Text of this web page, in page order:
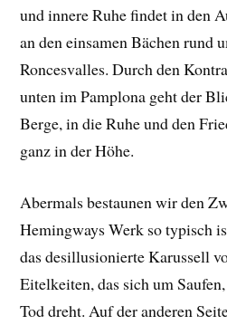
und innere Ruhe findet in den
an den einsamen Bächen rund
Roncesvalles. Durch den
unten im Pamplona geht der
Berge, in die Ruhe und den
ganz in der Höhe.
Abermals bestaunen wir den
Hemingways Werk so typisch
das desillusionierte Karussell
Eitelkeiten, das sich um
Tod dreht. Auf der anderen